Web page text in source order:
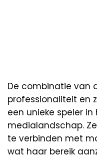
De combinatie van
professionaliteit en
een unieke speler
medialandschap.
te verbinden met
wat haar bereik